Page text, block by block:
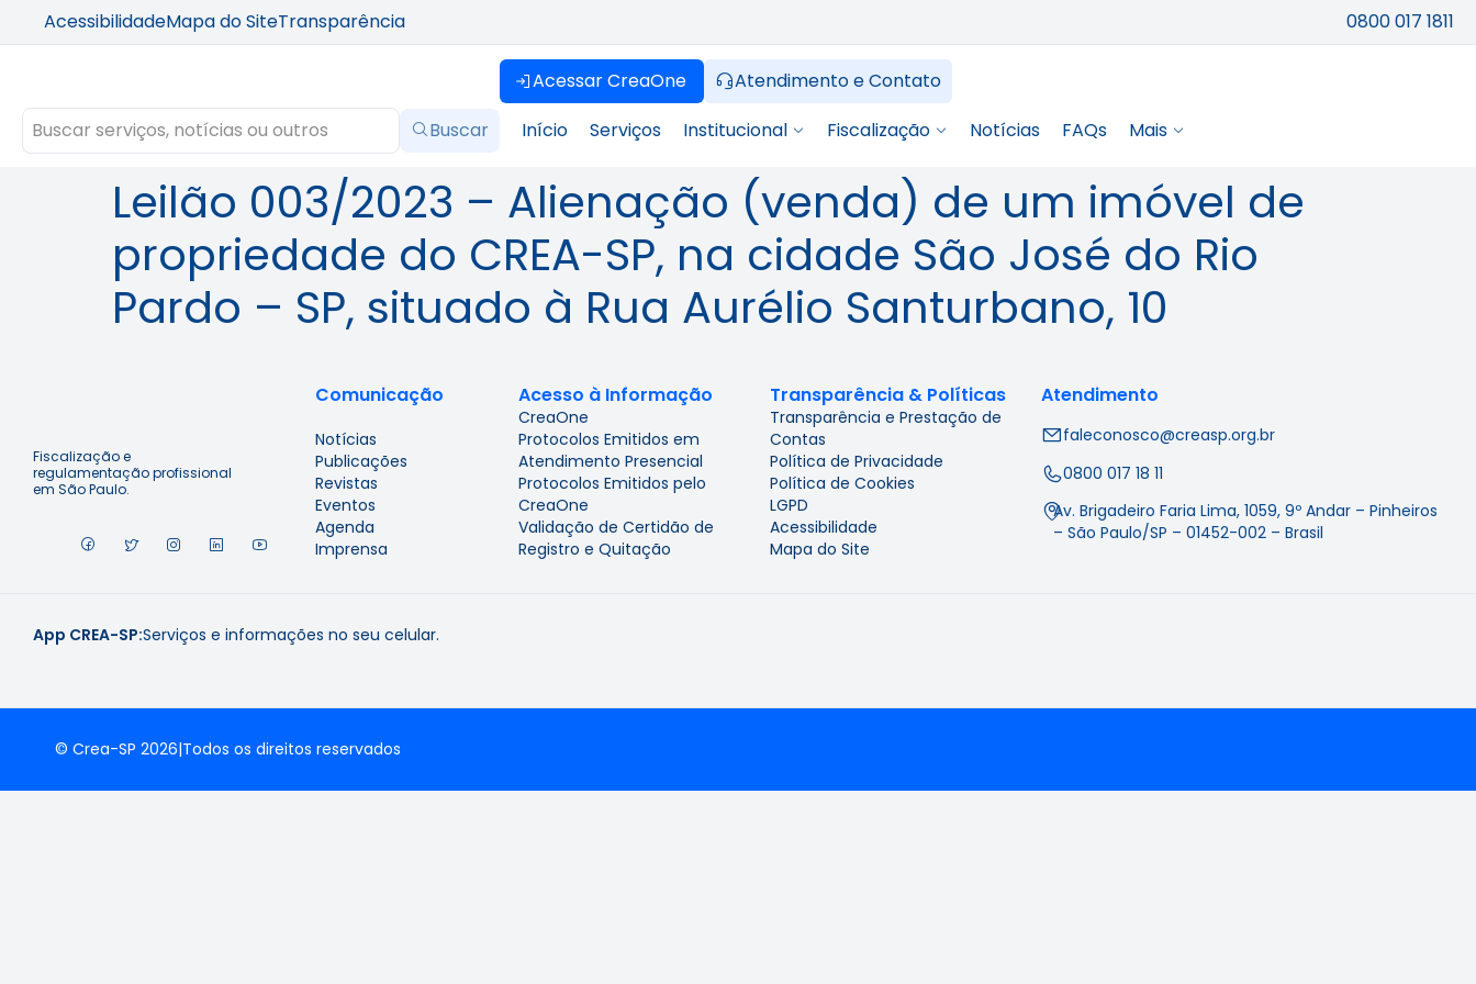
AcessibilidadeMapa do SiteTransparência 0800 017 1811
Acessar CreaOne
Atendimento e Contato
Buscar
Início Serviços Institucional Fiscalização Notícias FAQs Mais
Leilão 003/2023 – Alienação (venda) de um imóvel de
propriedade do CREA-SP, na cidade São José do Rio
Pardo – SP, situado à Rua Aurélio Santurbano, 10
Fiscalização e
regulamentação profissional
em São Paulo.
Comunicação
Notícias
Publicações
Revistas
Eventos
Agenda
Imprensa
Acesso à Informação
CreaOne
Protocolos Emitidos em
Atendimento Presencial
Protocolos Emitidos pelo
CreaOne
Validação de Certidão de
Registro e Quitação
Transparência & Políticas
Transparência e Prestação de
Contas
Política de Privacidade
Política de Cookies
LGPD
Acessibilidade
Mapa do Site
Atendimento
faleconosco@creasp.org.br
0800 017 18 11
Av. Brigadeiro Faria Lima, 1059, 9º Andar – Pinheiros
– São Paulo/SP – 01452-002 – Brasil
App CREA-SP:Serviços e informações no seu celular.
© Crea-SP 2026|Todos os direitos reservados